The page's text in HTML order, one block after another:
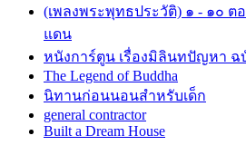
(เพลงพระพุทธประวัติ) ๑ - ๑๐ ต
แดน
หนังการ์ตูน เรื่องมิลินทปัญหา ฉ
The Legend of Buddha
นิทานก่อนนอนสำหรับเด็ก
general contractor
Built a Dream House